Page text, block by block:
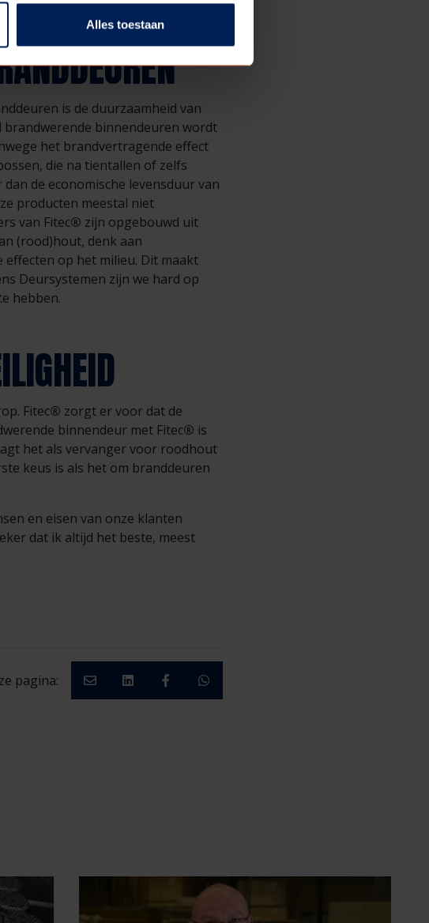
Alles toestaan
is de duurzaamheid van
brandwerende binnendeuren wordt
het brandvertragende effect
die na tientallen of zelfs
de economische levensduur van
producten meestal niet
van Fitec® zijn opgebouwd uit
(rood)hout, denk aan
op het milieu. Dit maakt
Deursystemen zijn we hard op
hebben.
Fitec® zorgt er voor dat de
binnendeur met Fitec® is
het als vervanger voor roodhout
keus is als het om branddeuren
en eisen van onze klanten
dat ik altijd het beste, meest
pagina: